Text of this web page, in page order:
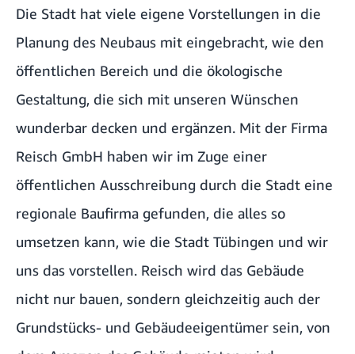
Die Stadt hat viele eigene Vorstellungen in die
Planung des Neubaus mit eingebracht, wie den
öffentlichen Bereich und die ökologische
Gestaltung, die sich mit unseren Wünschen
wunderbar decken und ergänzen. Mit der Firma
Reisch GmbH haben wir im Zuge einer
öffentlichen Ausschreibung durch die Stadt eine
regionale Baufirma gefunden, die alles so
umsetzen kann, wie die Stadt Tübingen und wir
uns das vorstellen. Reisch wird das Gebäude
nicht nur bauen, sondern gleichzeitig auch der
Grundstücks- und Gebäudeeigentümer sein, von